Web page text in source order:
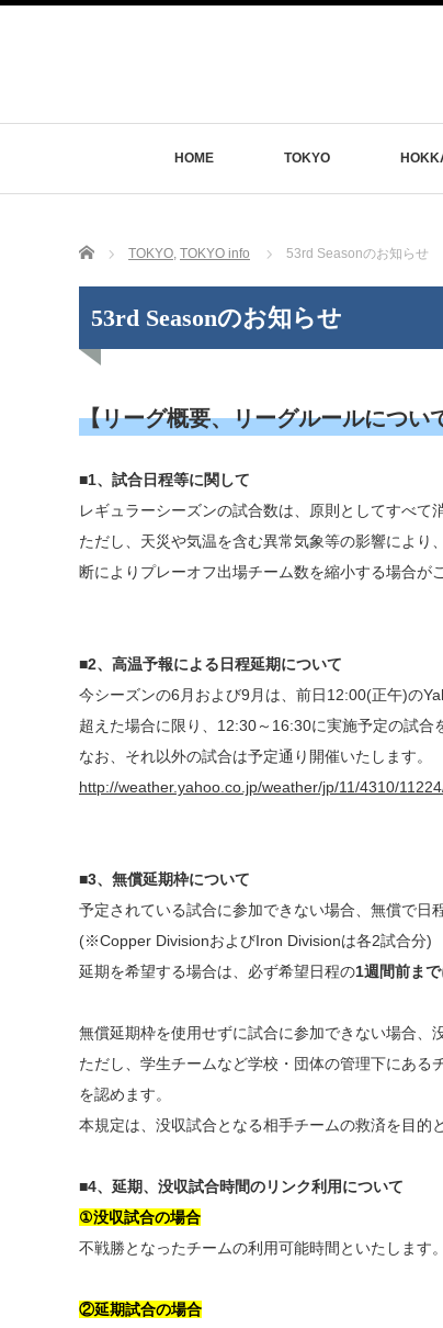
HOME TOKYO
Home
TOKYO, TOKYO info 53rd Seasonのお知らせ
53rd Seasonのお知らせ
【リーグ概要、リーグルールについ
■1、試合日程等に関して
レギュラーシーズンの試合数は、原則としてすべて
ただし、天災や気温を含む異常気象等の影響により
断によりプレーオフ出場チーム数を縮小する場合が
■2、高温予報による日程延期について
今シーズンの6月および9月は、前日12:00(正午)の
超えた場合に限り、12:30～16:30に実施予定の試合
なお、それ以外の試合は予定通り開催いたします。
http://weather.yahoo.co.jp/weather/jp/11/4310/
■3、無償延期枠について
予定されている試合に参加できない場合、無償で日
(※Copper DivisionおよびIron Divisionは各2試合分)
延期を希望する場合は、必ず希望日程の1週間前まで
無償延期枠を使用せずに試合に参加できない場合、
ただし、学生チームなど学校・団体の管理下にあ
を認めます。
本規定は、没収試合となる相手チームの救済を目的
■4、延期、没収試合時間のリンク利用について
①没収試合の場合
不戦勝となったチームの利用可能時間といたします
②延期試合の場合